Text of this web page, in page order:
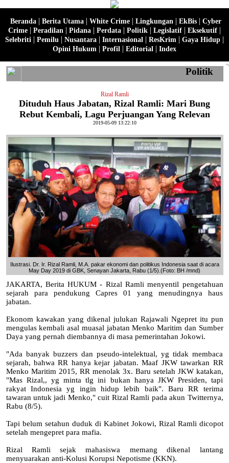
Beranda| Berita Utama| White Crime| Lingkungan | EkBis| Cyber
Crime | Peradilan | Pidana | Perdata | Politik | Legislatif | Eksekutif |
Selebriti | Pemilu | Nusantara | Internasional | ResKrim | Gaya Hidup |
Opini Hukum | Profil | Editorial | Index
Politik
Rizal Ramli
Dituduh Haus Jabatan, Rizal Ramli: Mari Bung
Rebut Kembali, Lagu Perjuangan Yang Relevan
2019-05-09 13:22:10
Ilustrasi. Dr. Ir. Rizal Ramli, M.A. pakar ekonomi dan politikus Indonesia saat di acara
May Day 2019 di GBK, Senayan Jakarta, Rabu (1/5).(Foto: BH /mnd)
JAKARTA, Berita HUKUM - Rizal Ramli menyentil pengetahuan
sejarah para pendukung Capres 01 yang menudingnya haus
jabatan.
Ekonom kawakan yang dikenal julukan Rajawali Ngepret itu pun
mengulas kembali asal muasal jabatan Menko Maritim dan Sumber
Daya yang pernah diembannya di masa pemerintahan Jokowi.
"Ada banyak buzzers dan pseudo-intelektual, yg tidak membaca
sejarah, bahwa RR hanya kejar jabatan. Maaf JKW tawarkan RR
Menko Maritim 2015, RR menolak 3x. Baru setelah JKW katakan,
"Mas Rizal,, yg minta tlg ini bukan hanya JKW Presiden, tapi
rakyat Indonesia yg ingin hidup lebih baik". Baru RR terima
tawaran untuk jadi Menko," cuit Rizal Ramli pada akun Twitternya,
Rabu (8/5).
Tapi belum setahun duduk di Kabinet Jokowi, Rizal Ramli dicopot
setelah mengepret para mafia.
Rizal Ramli sejak mahasiswa memang dikenal lantang
menyuarakan anti-Kolusi Korupsi Nepotisme (KKN).